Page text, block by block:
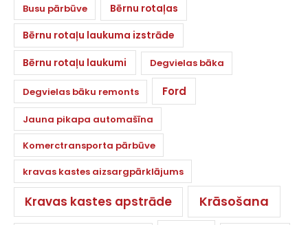
Busu pārbūve
Bērnu rotaļas
Bērnu rotaļu laukuma izstrāde
Bērnu rotaļu laukumi
Degvielas bāka
Degvielas bāku remonts Ford
Jauna pikapa automašīna
Komerctransporta pārbūve
kravas kastes aizsargpārklājums
Kravas kastes apstrāde Krāsošana